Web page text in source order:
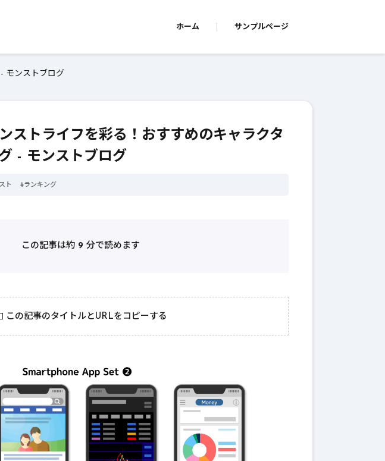
ホーム サンプルページ
モンストブログ
対に知っておきたい
ンスト攻略テクニッ
ク10選
ガチャ運がアップする
かも？モンストの都市
ストライフを彩る！おすすめのキャラクタ
- モンストブログ
ト #ランキング
この記事は約 9 分で読めます
この記事のタイトルとURLをコピーする